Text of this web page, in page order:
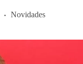
Novidades